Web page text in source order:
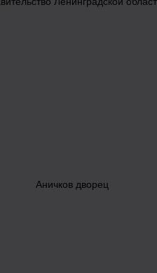
Аничков дворец